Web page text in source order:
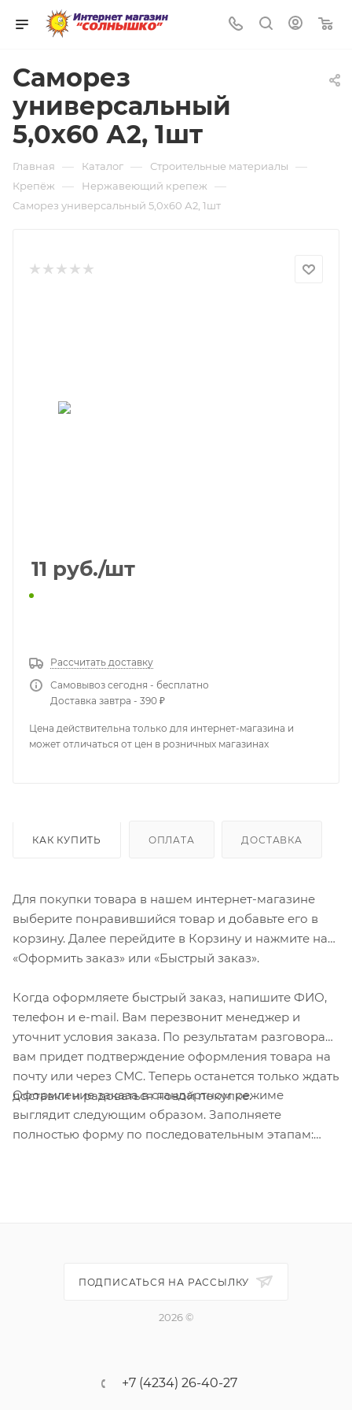
Саморез
универсальный
5,0х60 А2, 1шт
Главная — Каталог — Строительные материалы —
Крепёж — Нержавеющий крепеж —
Саморез универсальный 5,0х60 А2, 1шт
11 руб./шт
Рассчитать доставку
Самовывоз сегодня - бесплатно
Доставка завтра - 390 ₽
Цена действительна только для интернет-магазина и
может отличаться от цен в розничных магазинах
КАК КУПИТЬ ОПЛАТА ДОСТАВКА
Для покупки товара в нашем интернет-магазине
выберите понравившийся товар и добавьте его в
корзину. Далее перейдите в Корзину и нажмите на
«Оформить заказ» или «Быстрый заказ».
Когда оформляете быстрый заказ, напишите ФИО,
телефон и e-mail. Вам перезвонит менеджер и
уточнит условия заказа. По результатам разговора
вам придет подтверждение оформления товара на
почту или через СМС. Теперь останется только ждать
доставки и радоваться новой покупке.
Оформление заказа в стандартном режиме
выглядит следующим образом. Заполняете
полностью форму по последовательным этапам:
ПОДПИСАТЬСЯ НА РАССЫЛКУ
2026 ©
+7 (4234) 26-40-27